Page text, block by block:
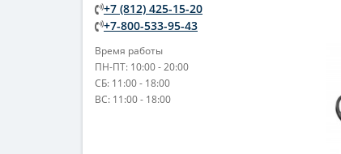
+7 (812) 425-15-20
+7-800-533-95-43
Время работы
ПН-ПТ: 10:00 - 20:00
СБ: 11:00 - 18:00
ВС: 11:00 - 18:00